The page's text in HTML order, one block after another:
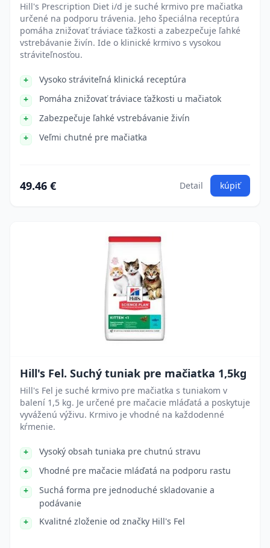
Hill's Prescription Diet i/d je suché krmivo pre mačiatka
určené na podporu trávenia. Jeho špeciálna receptúra
pomáha znižovať tráviace ťažkosti a zabezpečuje ľahké
vstrebávanie živín. Ide o klinické krmivo s vysokou
stráviteľnosťou.
Vysoko stráviteľná klinická receptúra
Pomáha znižovať tráviace ťažkosti u mačiatok
Zabezpečuje ľahké vstrebávanie živín
Veľmi chutné pre mačiatka
49.46 € Detail kúpiť
Hill's Fel. Suchý tuniak pre mačiatka 1,5kg
Hill's Fel je suché krmivo pre mačiatka s tuniakom v
balení 1,5 kg. Je určené pre mačacie mláďatá a poskytuje
vyváženú výživu. Krmivo je vhodné na každodenné
kŕmenie.
Vysoký obsah tuniaka pre chutnú stravu
Vhodné pre mačacie mláďatá na podporu rastu
Suchá forma pre jednoduché skladovanie a
podávanie
Kvalitné zloženie od značky Hill's Fel